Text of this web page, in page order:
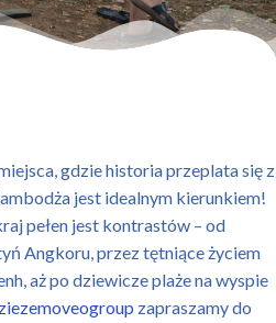
gdzie historia przeplata się z
jest idealnym kierunkiem!
pełen jest kontrastów – od
Angkoru, przez tętniące życiem
aż po dziewicze plaże na wyspie
zapraszamy do